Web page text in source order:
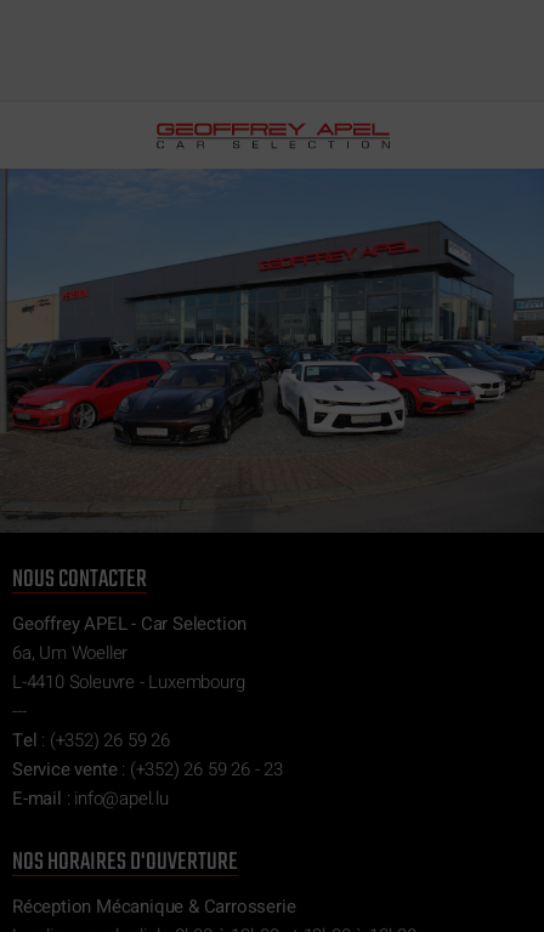
NOUS CONTACTER
Geoffrey APEL - Car Selection
6a, Um Woeller
L-4410 Soleuvre - Luxembourg
---
Tel : (+352) 26 59 26
Service vente: (+352) 26 59 26 - 23
E-mail : ul.l
epa@of
ni
NOS HORAIRES D'OUVERTURE
Réception Mécanique & Carrosserie